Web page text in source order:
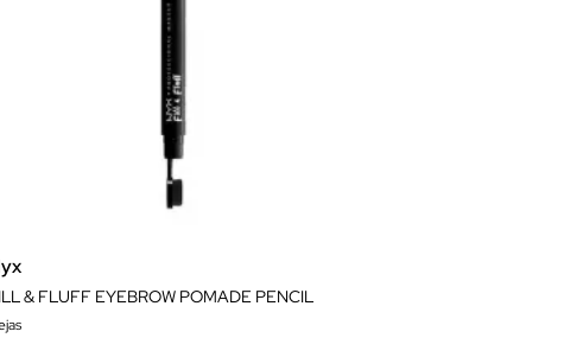
& FLUFF EYEBROW POMADE PENCIL